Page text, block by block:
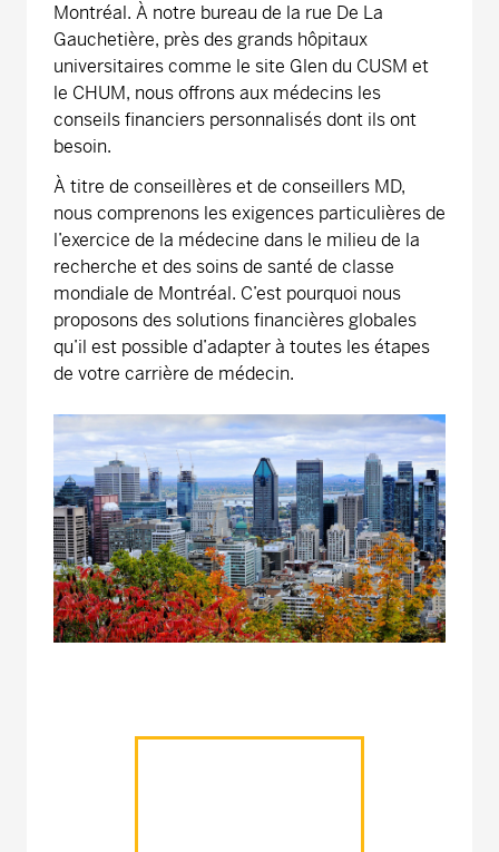
Montréal. À notre bureau de la rue De La
Gauchetière, près des grands hôpitaux
universitaires comme le site Glen du CUSM et
le CHUM, nous offrons aux médecins les
conseils financiers personnalisés dont ils ont
besoin.
À titre de conseillères et de conseillers MD,
nous comprenons les exigences particulières de
l’exercice de la médecine dans le milieu de la
recherche et des soins de santé de classe
mondiale de Montréal. C’est pourquoi nous
proposons des solutions financières globales
qu’il est possible d’adapter à toutes les étapes
de votre carrière de médecin.